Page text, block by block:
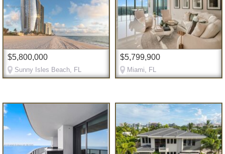
$5,800,000
Sunny Isles Beach, FL
$5,799,900
Miami, FL